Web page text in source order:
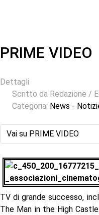
PRIME VIDEO
Dettagli
Scritto da Redazione /
Categoria: News -
Vai su PRIME VIDEO
TV di grande successo,
The Man in the High